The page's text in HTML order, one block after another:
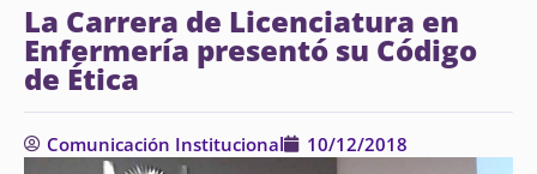
La Carrera de Licenciatura en
Enfermería presentó su Código
de Ética
Comunicación Institucional 10/12/2018